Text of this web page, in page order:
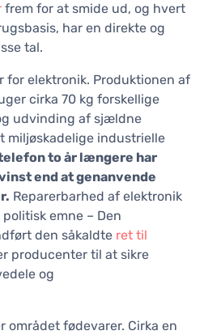
frem for at smide ud, og hvert
har en direkte og
tal.
for elektronik. Produktionen af
cirka 70 kg forskellige
udvinding af sjældne
miljøskadelige industrielle
to år længere har
end at genanvende
Reparerbarhed af elektronik
emne – Den
den såkaldte ret til
producenter til at sikre
og
området fødevarer. Cirka en